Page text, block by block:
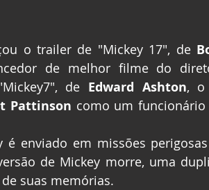
o trailer de "Mickey 17", de
de melhor filme do
de Edward Ashton, o
Pattinson como um funcionário
é enviado em missões
de Mickey morre, uma
suas memórias.